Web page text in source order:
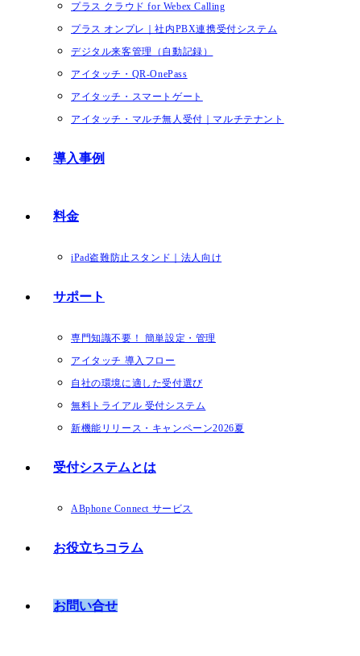
プラス クラウド for Webex Calling
プラス オンプレ｜社内PBX連携受付システム
デジタル来客管理（自動記録）
アイタッチ・QR-OnePass
アイタッチ・スマートゲート
アイタッチ・マルチ無人受付｜マルチテナント
導入事例
料金
iPad盗難防止スタンド｜法人向け
サポート
専門知識不要！ 簡単設定・管理
アイタッチ 導入フロー
自社の環境に適した受付選び
無料トライアル 受付システム
新機能リリース・キャンペーン2026夏
受付システムとは
ABphone Connect サービス
お役立ちコラム
お問い合せ